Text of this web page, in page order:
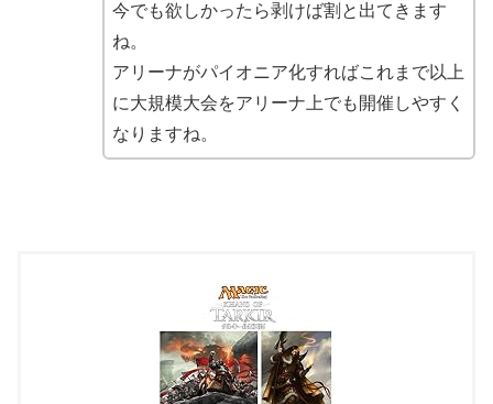
今でも欲しかったら剥けば割と出てきます
ね。
アリーナがパイオニア化すればこれまで以上
に大規模大会をアリーナ上でも開催しやすく
なりますね。